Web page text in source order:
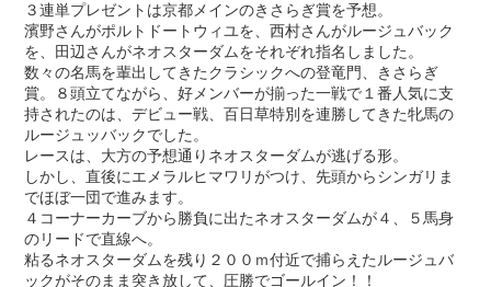
３連単プレゼントは京都メインのきさらぎ賞を予想。
濱野さんがポルトドートウィユを、西村さんがルージュバック
を、田辺さんがネオスターダムをそれぞれ指名しました。
数々の名馬を輩出してきたクラシックへの登竜門、きさらぎ
賞。８頭立てながら、好メンバーが揃った一戦で１番人気に支
持されたのは、デビュー戦、百日草特別を連勝してきた牝馬の
ルージュッバックでした。
レースは、大方の予想通りネオスターダムが逃げる形。
しかし、直後にエメラルヒマワリがつけ、先頭からシンガリま
でほぼ一団で進みます。
４コーナーカーブから勝負に出たネオスターダムが４、５馬身
のリードで直線へ。
粘るネオスターダムを残り２００ｍ付近で捕らえたルージュバ
ックがそのまま突き放して、圧勝でゴールイン！！